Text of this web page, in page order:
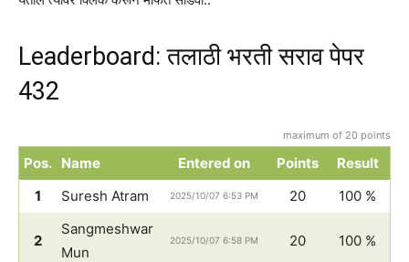
Leaderboard: तलाठी भरती सराव पेपर
432
maximum of 20 points
Pos. Name Entered on Points
Result
1
Suresh Atram 2025/10/07 6:53 PM 20 100 %
2
Sangmeshwar
Mun
2025/10/07 6:58 PM 20 100 %